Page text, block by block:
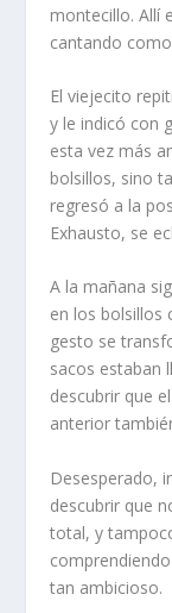
montecillo. Allí
cantando
El viejecito
y le indicó con
esta vez más
bolsillos, sino
regresó a la
Exhausto, se
A la mañana
en los bolsillos
gesto se
sacos estaban
descubrir que
anterior
Desesperado,
descubrir que
total, y
tan ambicioso.